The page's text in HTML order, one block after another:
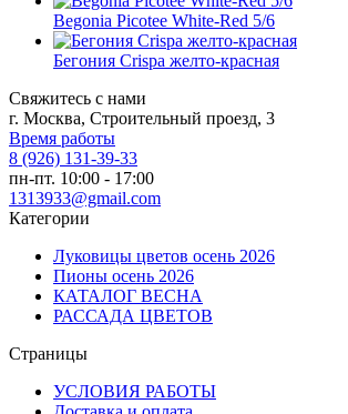
Begonia Picotee White-Red 5/6
Бегония Crispa желто-красная
Свяжитесь с нами
г. Москва, Строительный проезд, 3
Время работы
8 (926) 131-39-33
пн-пт. 10:00 - 17:00
1313933@gmail.com
Категории
Луковицы цветов осень 2026
Пионы осень 2026
КАТАЛОГ ВЕСНА
РАССАДА ЦВЕТОВ
Страницы
УСЛОВИЯ РАБОТЫ